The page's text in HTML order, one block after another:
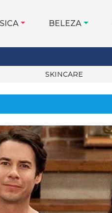
BELEZA
SKINCARE